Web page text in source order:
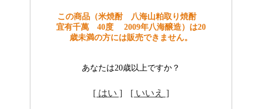
この商品（米焼酎 八海山粕取り焼酎
宜有千萬 40度 2009年八海醸造）は20
歳未満の方には販売できません。
あなたは20歳以上ですか？
[ はい ] [ いいえ ]